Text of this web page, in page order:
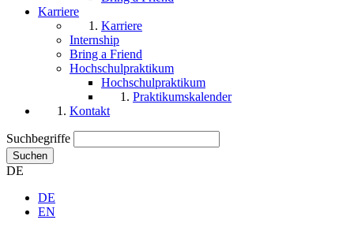
Karriere
Karriere
Internship
Bring a Friend
Hochschulpraktikum
Hochschulpraktikum
Praktikumskalender
Kontakt
Suchbegriffe
Suchen
DE
DE
EN